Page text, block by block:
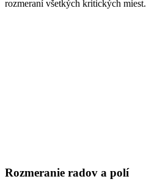
rozmeraní všetkých kritických miest.
Rozmeranie radov a polí